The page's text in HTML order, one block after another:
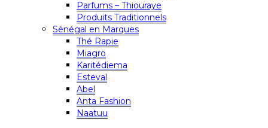
Parfums – Thiouraye
Produits Traditionnels
Sénégal en Marques
Thé Rapie
Miagro
Karitédiema
Esteval
Abel
Anta Fashion
Naatuu